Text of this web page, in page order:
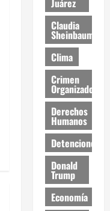
Juárez
Claudia
Sheinbaum
Clima
Crimen
Organizado
Derechos
Humanos
Detenciones
Donald
Trump
Economía